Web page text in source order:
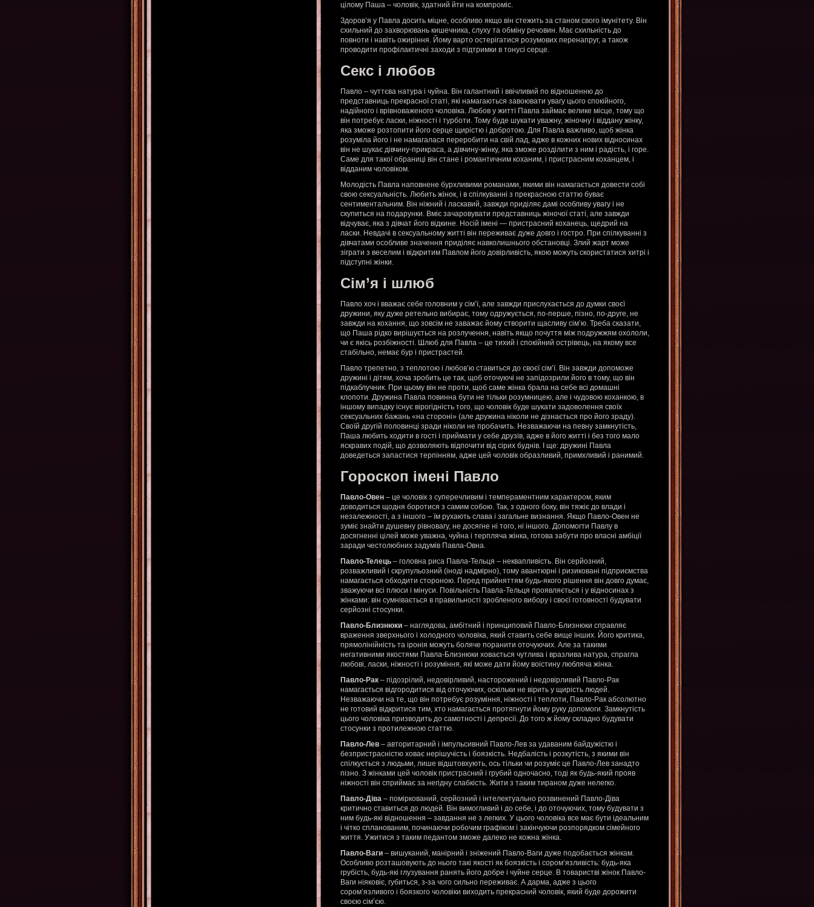
цілому Паша – чоловік, здатний йти на компроміс.
Здоров’я у Павла досить міцне, особливо якщо він стежить за станом свого імунітету. Він
схильний до захворювань кишечника, слуху та обміну речовин. Має схильність до
повноти і навіть ожиріння. Йому варто остерігатися розумових перенапруг, а також
проводити профілактичні заходи з підтримки в тонусі серце.
Секс і любов
Павло – чуттєва натура і чуйна. Він галантний і ввічливий по відношенню до
представниць прекрасної статі, які намагаються завоювати увагу цього спокійного,
надійного і врівноваженого чоловіка. Любов у житті Павла займає велике місце, тому що
він потребує ласки, ніжності і турботи. Тому буде шукати уважну, жіночну і віддану жінку,
яка зможе розтопити його серце щирістю і добротою. Для Павла важливо, щоб жінка
розуміла його і не намагалася переробити на свій лад, адже в кожних нових відносинах
він не шукає дівчину-прикраса, а дівчину-жінку, яка зможе розділити з ним і радість, і горе.
Саме для такої обраниці він стане і романтичним коханим, і пристрасним коханцем, і
відданим чоловіком.
Молодість Павла наповнене бурхливими романами, якими він намагається довести собі
свою сексуальність. Любить жінок, і в спілкуванні з прекрасною статтю буває
сентиментальним. Він ніжний і ласкавий, завжди приділяє дамі особливу увагу і не
скупиться на подарунки. Вміє зачаровувати представниць жіночої статі, але завжди
відчуває, яка з дівчат його відкине. Носій імені — пристрасний коханець, щедрий на
ласки. Невдачі в сексуальному житті він переживає дуже довго і гостро. При спілкуванні з
дівчатами особливе значення приділяє навколишнього обстановці. Злий жарт може
зіграти з веселим і відкритим Павлом його довірливість, якою можуть скористатися хитрі і
підступні жінки.
Сім’я і шлюб
Павло хоч і вважає себе головним у сім’ї, але завжди прислухається до думки своєї
дружини, яку дуже ретельно вибирає, тому одружується, по-перше, пізно, по-друге, не
завжди на кохання, що зовсім не заважає йому створити щасливу сім’ю. Треба сказати,
що Паша рідко вирішується на розлучення, навіть якщо почуття між подружжям охололи,
чи є якісь розбіжності. Шлюб для Павла – це тихий і спокійний острівець, на якому все
стабільно, немає бур і пристрастей.
Павло трепетно, з теплотою і любов’ю ставиться до своєї сім’ї. Він завжди допоможе
дружині і дітям, хоча зробить це так, щоб оточуючі не запідозрили його в тому, що він
підкаблучник. При цьому він не проти, щоб саме жінка брала на себе всі домашні
клопоти. Дружина Павла повинна бути не тільки розумницею, але і чудовою коханкою, в
іншому випадку існує вірогідність того, що чоловік буде шукати задоволення своїх
сексуальних бажань «на стороні» (але дружина ніколи не дізнається про його зраду).
Своїй другій половинці зради ніколи не пробачить. Незважаючи на певну замкнутість,
Паша любить ходити в гості і приймати у себе друзів, адже в його житті і без того мало
яскравих подій, що дозволяють відпочити від сірих буднів. І ще: дружині Павла
доведеться запастися терпінням, адже цей чоловік образливий, примхливий і ранимий.
Гороскоп імені Павло
Павло-Овен – це чоловік з суперечливим і темпераментним характером, яким
доводиться щодня боротися з самим собою. Так, з одного боку, він тяжіє до влади і
незалежності, а з іншого – їм рухають слава і загальне визнання. Якщо Павло-Овен не
зуміє знайти душевну рівновагу, не досягне ні того, ні іншого. Допомогти Павлу в
досягненні цілей може уважна, чуйна і терпляча жінка, готова забути про власні амбіції
заради честолюбних задумів Павла-Овна.
Павло-Телець – головна риса Павла-Тельця – неквапливість. Він серйозний,
розважливий і скрупульозний (іноді надмірно), тому авантюрні і ризиковані підприємства
намагається обходити стороною. Перед прийняттям будь-якого рішення він довго думає,
зважуючи всі плюси і мінуси. Повільність Павла-Тельця проявляється і у відносинах з
жінками: він сумнівається в правильності зробленого вибору і своєї готовності будувати
серйозні стосунки.
Павло-Близнюки – наглядова, амбітний і принциповий Павло-Близнюки справляє
враження зверхнього і холодного чоловіка, який ставить себе вище інших. Його критика,
прямолінійність та іронія можуть боляче поранити оточуючих. Але за такими
негативними якостями Павла-Близнюки ховається чутлива і вразлива натура, спрагла
любові, ласки, ніжності і розуміння, які може дати йому воістину любляча жінка.
Павло-Рак – підозрілий, недовірливий, насторожений і недовірливий Павло-Рак
намагається відгородитися від оточуючих, оскільки не вірить у щирість людей.
Незважаючи на те, що він потребує розуміння, ніжності і теплоти, Павло-Рак абсолютно
не готовий відкритися тим, хто намагається протягнути йому руку допомоги. Замкнутість
цього чоловіка призводить до самотності і депресії. До того ж йому складно будувати
стосунки з протилежною статтю.
Павло-Лев – авторитарний і імпульсивний Павло-Лев за удаваним байдужістю і
безпристрасністю ховає нерішучість і боязкість. Недбалість і розкутість, з якими він
спілкується з людьми, лише відштовхують, ось тільки чи розуміє це Павло-Лев занадто
пізно. З жінками цей чоловік пристрасний і грубий одночасно, тоді як будь-який прояв
ніжності він сприймає за негідну слабкість. Жити з таким тираном дуже нелегко.
Павло-Діва – поміркований, серйозний і інтелектуально розвинений Павло-Діва
критично ставиться до людей. Він вимогливий і до себе, і до оточуючих, тому будувати з
ним будь-які відношення – завдання не з легких. У цього чоловіка все має бути ідеальним
і чітко спланованим, починаючи робочим графіком і закінчуючи розпорядком сімейного
життя. Ужитися з таким педантом зможе далеко не кожна жінка.
Павло-Ваги – вишуканий, манірний і зніжений Павло-Ваги дуже подобається жінкам.
Особливо розташовують до нього такі якості як боязкість і сором’язливість: будь-яка
грубість, будь-які глузування ранять його добре і чуйне серце. В товаристві жінок Павло-
Ваги ніяковіє, губиться, з-за чого сильно переживає. А дарма, адже з цього
сором’язливого і боязкого чоловіки виходить прекрасний чоловік, який буде дорожити
своєю сім’єю.